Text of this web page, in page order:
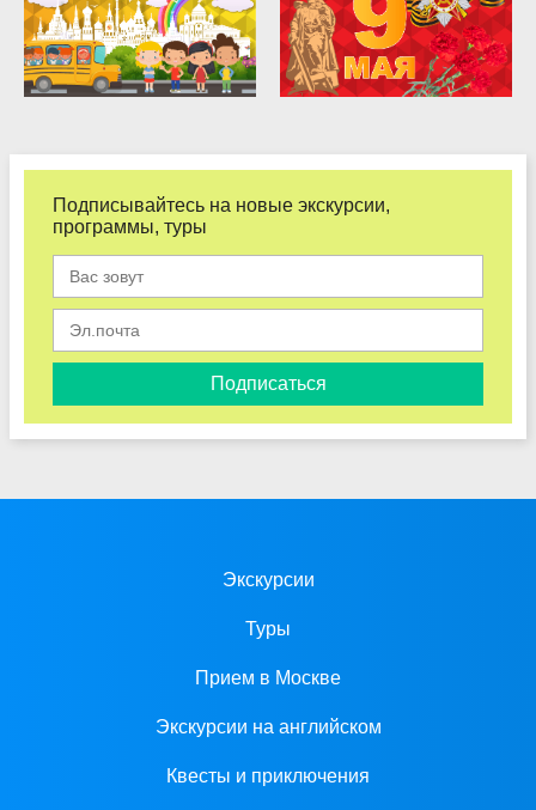
Подписывайтесь на новые экскурсии,
программы, туры
Подписаться
Экскурсии
Туры
Прием в Москве
Экскурсии на английском
Квесты и приключения